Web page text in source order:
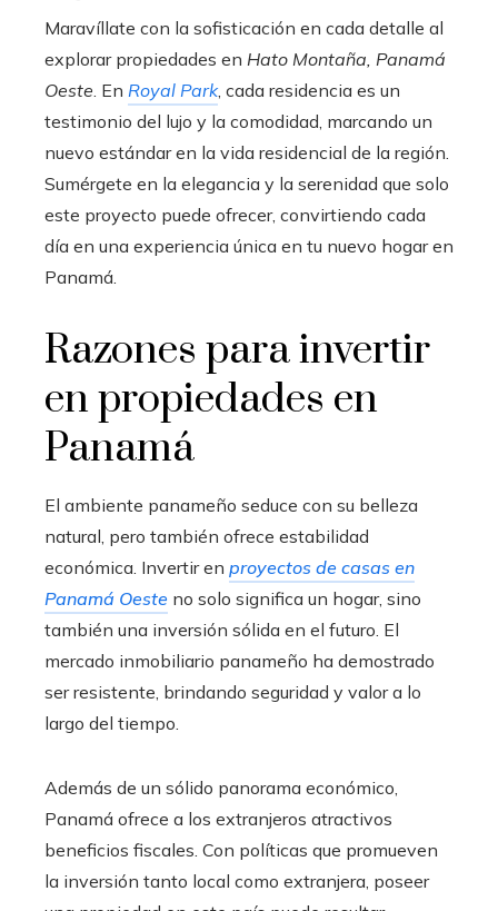
Maravíllate con la sofisticación en cada detalle al
explorar propiedades en Hato Montaña, Panamá
Oeste. En Royal Park, cada residencia es un
testimonio del lujo y la comodidad, marcando un
nuevo estándar en la vida residencial de la región.
Sumérgete en la elegancia y la serenidad que solo
este proyecto puede ofrecer, convirtiendo cada
día en una experiencia única en tu nuevo hogar en
Panamá.
Razones para invertir
en propiedades en
Panamá
El ambiente panameño seduce con su belleza
natural, pero también ofrece estabilidad
económica. Invertir en proyectos de casas en
Panamá Oeste no solo significa un hogar, sino
también una inversión sólida en el futuro. El
mercado inmobiliario panameño ha demostrado
ser resistente, brindando seguridad y valor a lo
largo del tiempo.
Además de un sólido panorama económico,
Panamá ofrece a los extranjeros atractivos
beneficios fiscales. Con políticas que promueven
la inversión tanto local como extranjera, poseer